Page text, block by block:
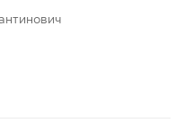
разряда «Заезжай и
доступности; школа,